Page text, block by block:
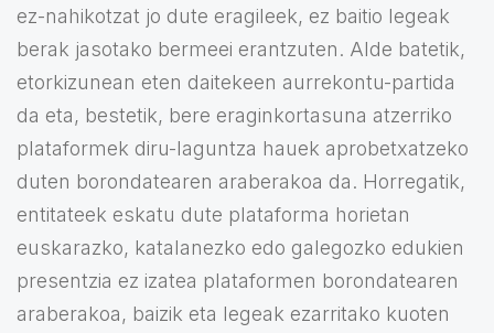
ez-nahikotzat jo dute eragileek, ez baitio legeak
berak jasotako bermeei erantzuten. Alde batetik,
etorkizunean eten daitekeen aurrekontu-partida
da eta, bestetik, bere eraginkortasuna atzerriko
plataformek diru-laguntza hauek aprobetxatzeko
duten borondatearen araberakoa da. Horregatik,
entitateek eskatu dute plataforma horietan
euskarazko, katalanezko edo galegozko edukien
presentzia ez izatea plataformen borondatearen
araberakoa, baizik eta legeak ezarritako kuoten